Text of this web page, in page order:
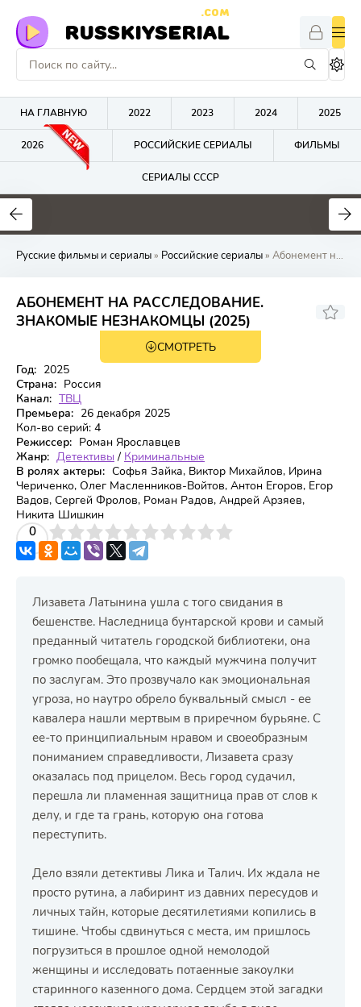
RUSSKIYSERIAL
.COM
НА ГЛАВНУЮ 2022 2023 2024 2025
2026 РОССИЙСКИЕ СЕРИАЛЫ ФИЛЬМЫ
СЕРИАЛЫ СССР
0
Русские фильмы и сериалы» Российские сериалы» Абонемент на
АБОНЕМЕНТ НА РАССЛЕДОВАНИЕ.
ЗНАКОМЫЕ НЕЗНАКОМЦЫ (2025)
СМОТРЕТЬ
Год: 2025
Страна: Россия
Канал: ТВЦ
Премьера: 26 декабря 2025
Кол-во серий: 4
Режиссер: Роман Ярославцев
Жанр: Детективы / Криминальные
В ролях актеры: Софья Зайка, Виктор Михайлов, Ирина
Чериченко, Олег Масленников-Войтов, Антон Егоров, Егор
Вадов, Сергей Фролов, Роман Радов, Андрей Арзяев,
Никита Шишкин
0
4 5 6 7 8 9 10
Лизавета Латынина ушла с того свидания в
бешенстве. Наследница бунтарской крови и самый
преданный читатель городской библиотеки, она
громко пообещала, что каждый мужчина получит
по заслугам. Это прозвучало как эмоциональная
угроза, но наутро обрело буквальный смысл - ее
кавалера нашли мертвым в приречном бурьяне. С
ее-то принципиальным нравом и своеобразным
пониманием справедливости, Лизавета сразу
оказалась под прицелом. Весь город судачил,
перешла ли пламенная защитница прав от слов к
делу, и где та грань, которую она готова
переступить.
Дело взяли детективы Лика и Талич. Их ждала не
просто рутина, а лабиринт из давних пересудов и
личных тайн, которые десятилетиями копились в
тишине. Чтобы сдвинуться с места, им пришлось
погрузиться в прошлое одной немолодой
женщины и исследовать потаенные закоулки
старинного казенного дома. Сердцем этой загадки